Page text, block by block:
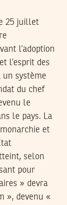
25 juillet
l’adoption
l’esprit des
un système
du chef
le
le pays. La
et
selon
pour
» devra
», devenu «